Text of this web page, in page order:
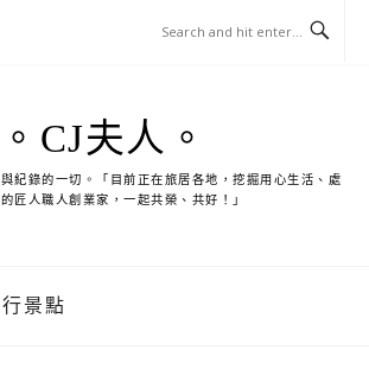
。CJ夫人。
紀錄的一切。「目前正在旅居各地，挖掘用心生活、處
匠人職人創業家，一起共榮、共好！」
景點